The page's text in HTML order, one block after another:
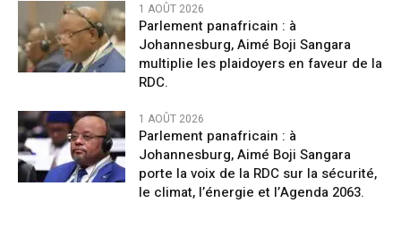
1 AOÛT 2026
Parlement panafricain : à
Johannesburg, Aimé Boji Sangara
multiplie les plaidoyers en faveur de la
RDC.
1 AOÛT 2026
Parlement panafricain : à
Johannesburg, Aimé Boji Sangara
porte la voix de la RDC sur la sécurité,
le climat, l’énergie et l’Agenda 2063.